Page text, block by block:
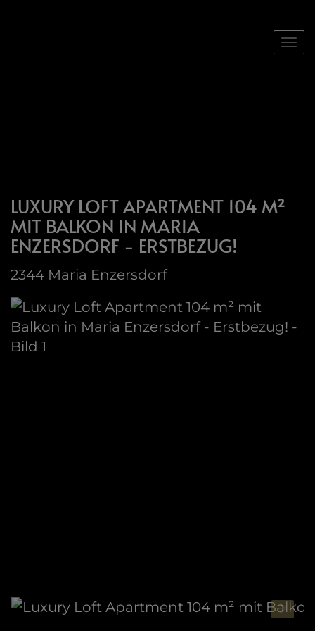
LUXURY LOFT APARTMENT 104 M²
MIT BALKON IN MARIA
ENZERSDORF - ERSTBEZUG!
2344 Maria Enzersdorf